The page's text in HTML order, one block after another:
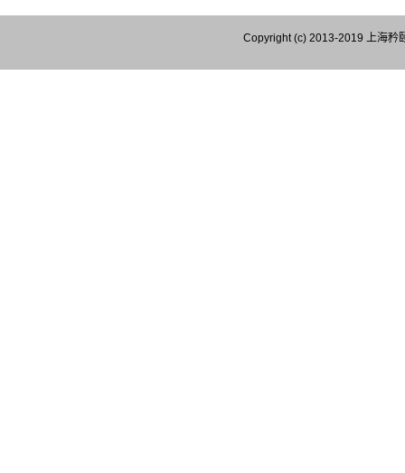
Copyright (c) 2013-2019 上海矜